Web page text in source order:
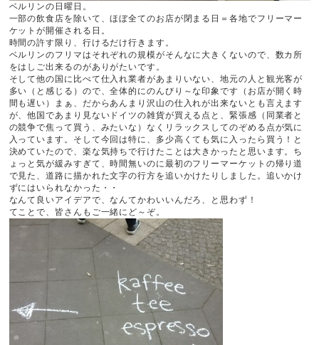
ベルリンの日曜日。
一部の飲食店を除いて、ほぼ全てのお店が閉まる日＝各地でフリーマー
ケットが開催される日。
時間の許す限り、行けるだけ行きます。
ベルリンのフリマはそれぞれの規模がそんなに大きくないので、数カ所
をはしご出来るのがありがたいです。
そして他の国に比べて仕入れ業者があまりいない、地元の人と観光客が
多い（と感じる）ので、全体的にのんびり～な印象です（お店が開く時
間も遅い）まぁ、だからあんまり沢山の仕入れが出来ないとも言えます
が、他国であまり見ないドイツの雑貨が買える点と、緊張感（同業者と
の競争で焦って買う、みたいな）なくリラックスしてのぞめる点が気に
入っています。そして今回は特に、多少高くても気に入ったら買う！と
決めていたので、楽な気持ちで行けたことは大きかったと思います。ち
ょっと気が緩みすぎて、時間無いのに最初のフリーマーケットの帰り道
で見た、道路に描かれた文字の行方を追いかけたりしました。追いかけ
ずにはいられなかった・・
なんて良いアイデアで、なんてかわいいんだろ、と思わず！
てことで、皆さんもご一緒にど～ぞ。